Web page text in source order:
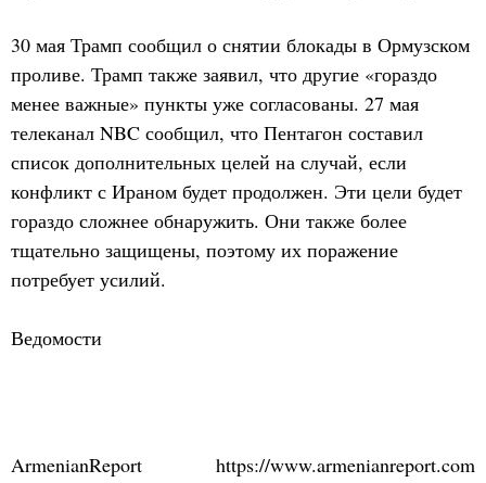
30 мая Трамп сообщил о снятии блокады в Ормузском
проливе. Трамп также заявил, что другие «гораздо
менее важные» пункты уже согласованы. 27 мая
телеканал NBC сообщил, что Пентагон составил
список дополнительных целей на случай, если
конфликт с Ираном будет продолжен. Эти цели будет
гораздо сложнее обнаружить. Они также более
тщательно защищены, поэтому их поражение
потребует усилий.
Ведомости
ArmenianReport https://www.armenianreport.com